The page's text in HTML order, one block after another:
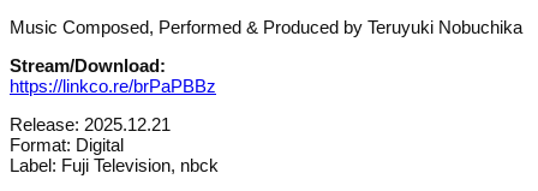
Music Composed, Performed & Produced by Teruyuki Nobuchika
Stream/Download:
https://linkco.re/brPaPBBz
Release: 2025.12.21
Format: Digital
Label: Fuji Television, nbck